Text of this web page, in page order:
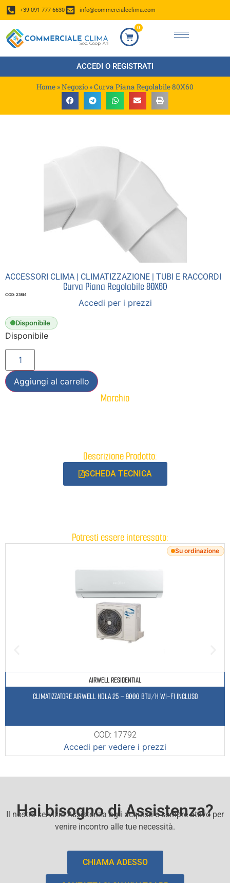
+39 091 777 6630 info@commercialeclima.com
0
ACCEDI O REGISTRATI
Home »Negozio »Curva Piana Regolabile 80X60
ACCESSORI CLIMA | CLIMATIZZAZIONE | TUBI E RACCORDI
Curva Piana Regolabile 80X60
COD: 23814
Accedi per i prezzi
Disponibile
Disponibile
Aggiungi al carrello
Marchio
Descrizione Prodotto:
SCHEDA TECNICA
Potresti essere interessato:
Su ordinazione
AIRWELL RESIDENTIAL
CLIMATIZZATORE AIRWELL HDLA 25 – 9000 BTU/H WI-FI INCLUSO
COD: 17792
Accedi per vedere i prezzi
Hai bisogno di Assistenza?
Il nostro servizio Assistenza agli acquisti e sempre attivo per
venire incontro alle tue necessità.
CHIAMA ADESSO